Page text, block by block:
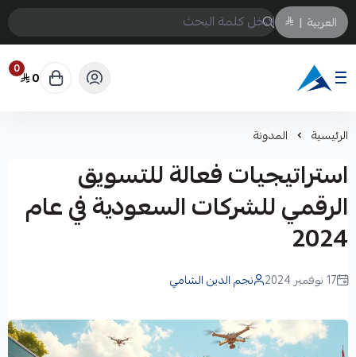
العربية |
Arabtechksa
0 0
الرئيسية المدونة
استراتيجيات فعالة للتسويق
الرقمي للشركات السعودية في عام
2024
17 نوفمبر 2024 نجم الدين الشامي